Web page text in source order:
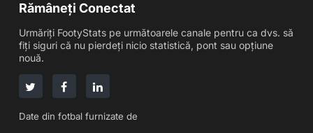
Rămâneți Conectat
Urmăriți FootyStats pe următoarele canale pentru ca dvs. să
fiți siguri că nu pierdeți nicio statistică, pont sau opțiune
nouă.
Date din fotbal furnizate de